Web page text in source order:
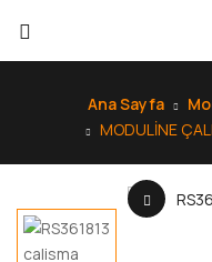
Ana Sayfa
MODULİNE